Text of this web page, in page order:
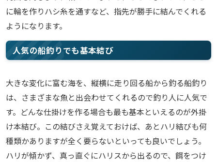
に輪を作りハシ糸を通すなど、指先が勝手に結んでくれる
ようになります。
人気の船釣りでも基本結び
大きな変化に富む海を、縦横に走り回る船から釣る船釣り
は、さまざまな魚と出会わせてくれるので釣り人に人気で
す。どんな仕掛けを作る場合も最も基本といえるのが外掛
け本結び。この結びさえ覚えておけば、あとハリ結びも何
種類かありますが全く要らないといっても良いでしょう。
ハリが傾かず、真っ直ぐにハリスから出るので、餌をつけ